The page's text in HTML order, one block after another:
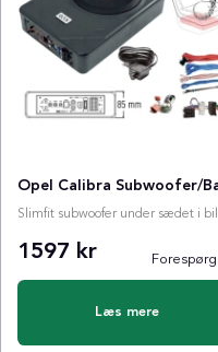
Opel Calibra Subwoofer/
Slimfit subwoofer under sædet i
1597 kr
Læs mere